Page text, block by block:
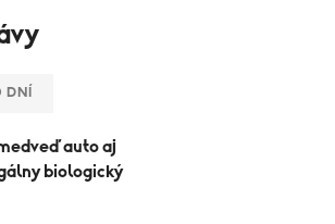
DNÍ
auto aj
biologický